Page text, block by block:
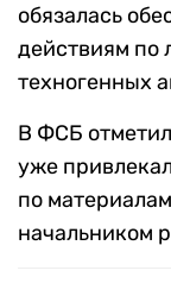
обязалась
действиям по
техногенных
В ФСБ
уже
по
начальником